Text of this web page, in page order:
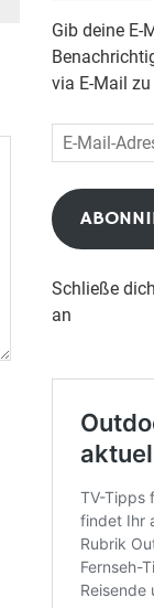
Gib deine E-
via E-Mail
E-
Mail-
Adresse
Schließe
an